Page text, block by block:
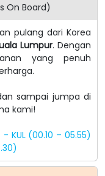
On Board)
pulang dari Korea
Lumpur. Dengan
yang penuh
sampai jumpa di
kami!
- KUL (00.10 – 05.55)